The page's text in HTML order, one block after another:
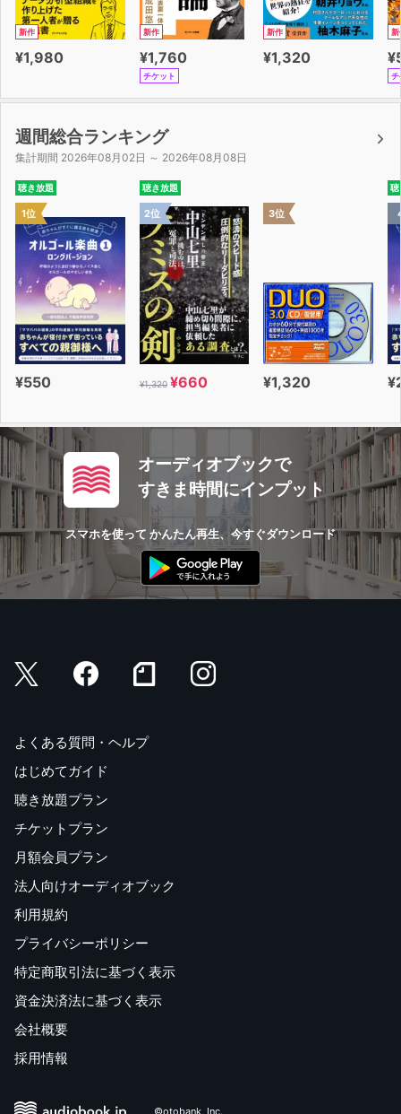
しずくちゃんがお花の様⼦を⾒に出かける場⾯では、
親が⼦供の優しい気持ちに寄り添う大切さを気づかせてく
もう1 冊絵本を読んでいた時間を『クロッポー』を聞くこ
とで、
娘は気持ちよく眠り、親は今までより夜がちょっと楽にな
りました。
最後に1 人で『クロッポー』を聞き終えて、娘の寝顔を⾒
ながら
明日は今日よりも⼼にゆとりをもって過ごさなくちゃと気
分がリセットされます。
⼦育ての大事なヒントをリラックスしながら教えてくれる
ステキなお話です。
〜発達⼼理学小野寺敦⼦教授コメント〜
幼児期の間に基本的生活習慣をしっかりと⾝に付けておく
ことは、その後の⼼⾝の発達にとってとても重
要です。この基本的生活習慣には「睡眠」「食事」「排
泄」「清潔」「衣類の着脱」が含まれています。
しかし、最近、とくに決まった時間に寝て起きるという
「睡眠」の習慣を守ることは、むずかしくなって
きています。寝る時間になったら絵本を読んでもらえる時
間・お話をきかせてもらえる時間というような、
https://www.gt-yohei-sato.com/
新作
¥1,980
新作
¥1,760
チケット
新作
¥1,320
新
チ
週間総合ランキング
集計期間 2026年08月02日 ～ 2026年08月08日
聴き放題
1位
¥550
聴き放題
2位
¥1,320 ¥660
3位
¥1,320
聴
オーディオブックで
すきま時間にインプット
スマホを使って かんたん再生、今すぐダウンロード
よくある質問・ヘルプ
はじめてガイド
聴き放題プラン
チケットプラン
月額会員プラン
法人向けオーディオブック
利用規約
プライバシーポリシー
特定商取引法に基づく表示
資金決済法に基づく表示
会社概要
採用情報
©otobank, Inc.